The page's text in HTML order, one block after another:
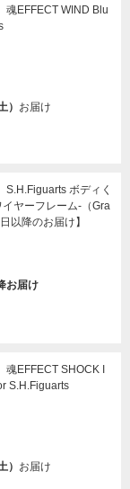
EFFECT WIND Blu
） お届け
ボディく
ヤーフレーム-（Gra
以降のお届け】
お届け
EFFECT SHOCK I
S.H.Figuarts
） お届け